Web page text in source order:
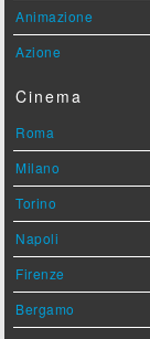
Animazione
Azione
Cinema
Roma
Milano
Torino
Napoli
Firenze
Bergamo